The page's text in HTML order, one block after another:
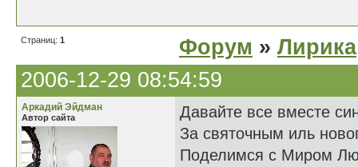
Страниц: 1 Форум » Лирика
2006-12-29 08:54:59
Аркадий Эйдман
Автор сайта
Давайте все вместе
За святочным иль
Поделимся с Миром